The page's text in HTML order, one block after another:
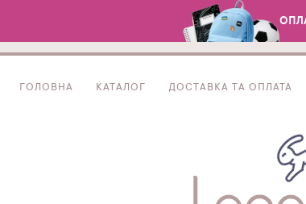
ГОЛОВНА КАТАЛОГ ДОСТАВКА ТА ОПЛАТА